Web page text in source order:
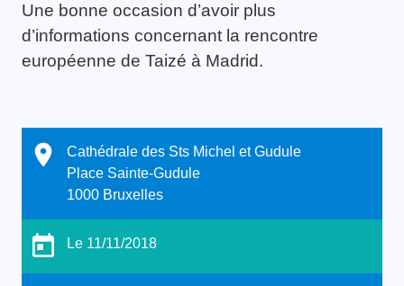
Une bonne occasion d’avoir plus
d’informations concernant la rencontre
européenne de Taizé à Madrid.
Cathédrale des Sts Michel et Gudule
Place Sainte-Gudule
1000 Bruxelles
Le 11/11/2018